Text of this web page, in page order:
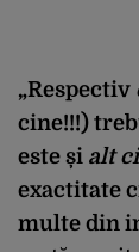
„Respectiv
cine!!!)
este și alt
exactitate
multe din